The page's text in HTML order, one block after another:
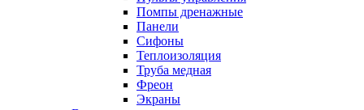
Помпы дренажные
Панели
Сифоны
Теплоизоляция
Труба медная
Фреон
Экраны